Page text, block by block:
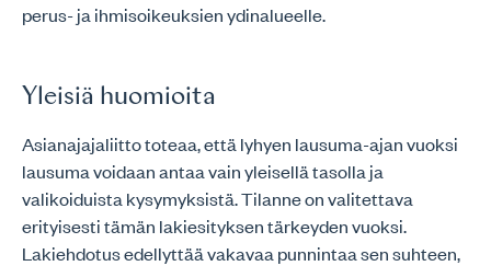
perus- ja ihmisoikeuksien ydinalueelle.
Yleisiä huomioita
Asianajajaliitto toteaa, että lyhyen lausuma-ajan vuoksi
lausuma voidaan antaa vain yleisellä tasolla ja
valikoiduista kysymyksistä. Tilanne on valitettava
erityisesti tämän lakiesityksen tärkeyden vuoksi.
Lakiehdotus edellyttää vakavaa punnintaa sen suhteen,